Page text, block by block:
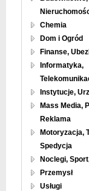
Chemia
Dom i Ogród
Finanse,
Informatyka,
Instytucje,
Mass Media,
Reklama
Motoryzacja,
Spedycja
Noclegi,
Przemysł
Usługi